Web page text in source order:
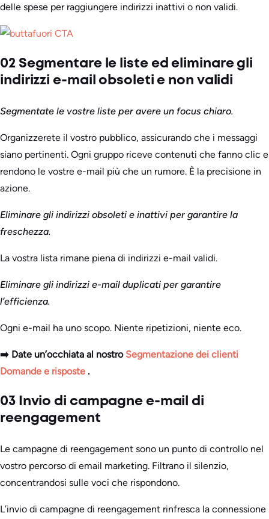
delle spese per raggiungere indirizzi inattivi o non validi.
02 Segmentare le liste ed eliminare gli
indirizzi e-mail obsoleti e non validi
Segmentate le vostre liste per avere un focus chiaro.
Organizzerete il vostro pubblico, assicurando che i messaggi
siano pertinenti. Ogni gruppo riceve contenuti che fanno clic e
rendono le vostre e-mail più che un rumore. È la precisione in
azione.
Eliminare gli indirizzi obsoleti e inattivi per garantire la
freschezza.
La vostra lista rimane piena di indirizzi e-mail validi.
Eliminare gli indirizzi e-mail duplicati per garantire
l’efficienza.
Ogni e-mail ha uno scopo. Niente ripetizioni, niente eco.
➡️ Date un’occhiata al nostro Segmentazione dei clienti
Domande e risposte .
03 Invio di campagne e-mail di
reengagement
Le campagne di reengagement sono un punto di controllo nel
vostro percorso di email marketing. Filtrano il silenzio,
concentrandosi sulle voci che rispondono.
L’invio di campagne di reengagement rinfresca la connessione